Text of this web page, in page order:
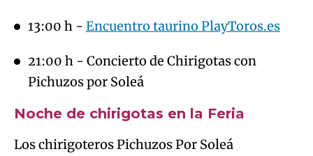
13:00 h - Encuentro taurino PlayToros.es
21:00 h - Concierto de Chirigotas con
Pichuzos por Soleá
Noche de chirigotas en la Feria
Los chirigoteros Pichuzos Por Soleá